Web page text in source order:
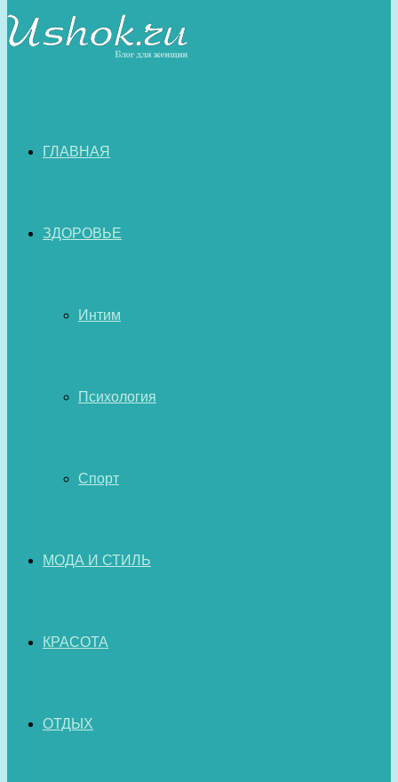
ГЛАВНАЯ
ЗДОРОВЬЕ
Интим
Психология
Спорт
МОДА И СТИЛЬ
КРАСОТА
ОТДЫХ